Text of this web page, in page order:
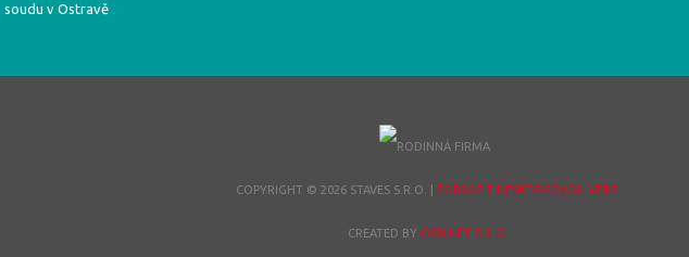
soudu v Ostravě
COPYRIGHT © 2026 STAVES S.R.O. ZOBRAZIT DESKTOPOVOU VERZI
CREATED BY ORBINET S.R.O.